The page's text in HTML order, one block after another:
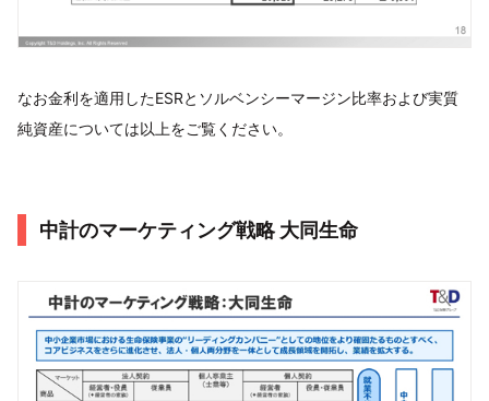
なお金利を適用したESRとソルベンシーマージン比率および実質
純資産については以上をご覧ください。
中計のマーケティング戦略 大同生命